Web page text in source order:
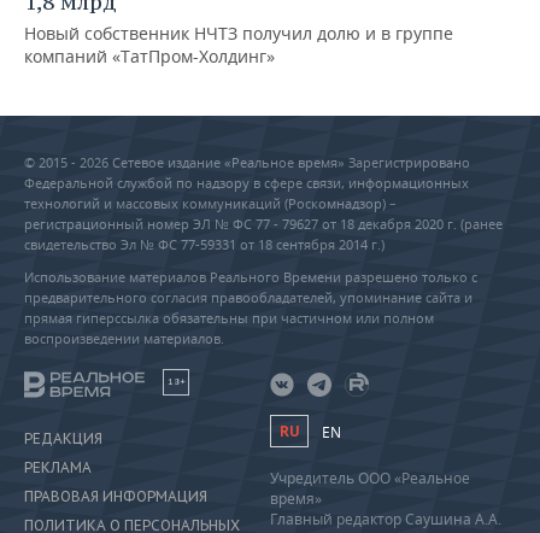
Новый собственник НЧТЗ получил долю и в группе
компаний «ТатПром-Холдинг»
© 2015 - 2026 Сетевое издание «Реальное время» Зарегистрировано
Федеральной службой по надзору в сфере связи, информационных
технологий и массовых коммуникаций (Роскомнадзор) –
регистрационный номер ЭЛ № ФС 77 - 79627 от 18 декабря 2020 г. (ранее
свидетельство Эл № ФС 77-59331 от 18 сентября 2014 г.)
Использование материалов Реального Времени разрешено только с
предварительного согласия правообладателей, упоминание сайта и
прямая гиперссылка обязательны при частичном или полном
воспроизведении материалов.
18+
РЕДАКЦИЯ
РЕКЛАМА
ПРАВОВАЯ ИНФОРМАЦИЯ
ПОЛИТИКА О ПЕРСОНАЛЬНЫХ
RU EN
Учредитель ООО «Реальное
время»
Главный редактор Саушина А.А.